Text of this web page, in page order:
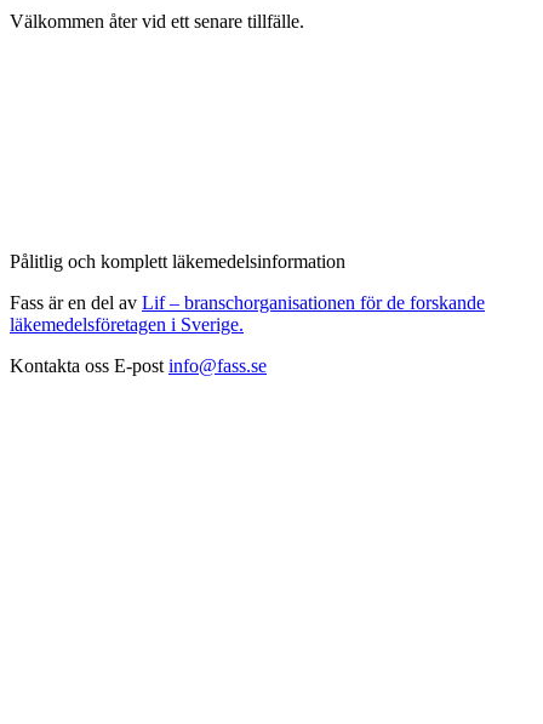
Välkommen åter vid ett senare tillfälle.
Pålitlig och komplett läkemedelsinformation
Fass är en del av Lif – branschorganisationen för de forskande
läkemedelsföretagen i Sverige.
Kontakta oss E-post info@fass.se